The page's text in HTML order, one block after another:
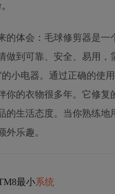
的体会：毛球修剪器是一
做到可靠、安全、易用
的小电器。通过正确的使
你的衣物很多年。它修
的生活态度。当你熟练
乐趣。
最小系统